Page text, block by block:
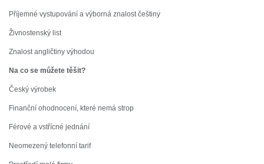
Příjemné vystupování a výborná znalost češtiny
Živnostenský list
Znalost angličtiny výhodou
Na co se můžete těšit?
Český výrobek
Finanční ohodnocení, které nemá strop
Férové a vstřícné jednání
Neomezený telefonní tarif